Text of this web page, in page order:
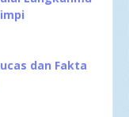
dan Fakta